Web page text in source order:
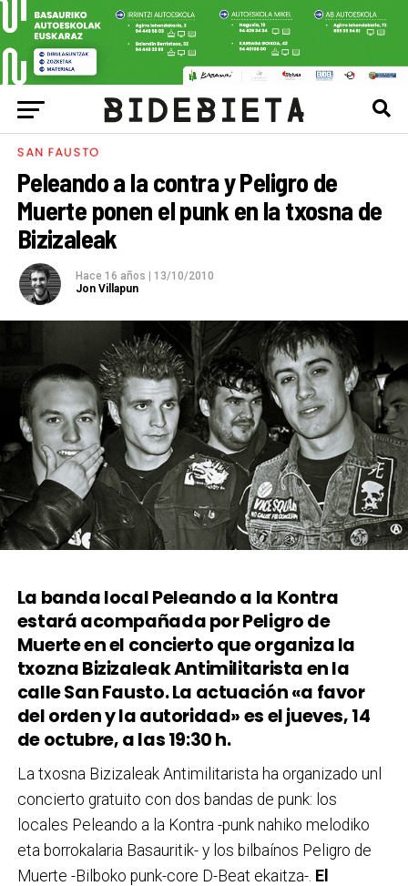
SAN FAUSTO
Peleando a la contra y Peligro de
Muerte ponen el punk en la txosna de
Bizizaleak
Hace 16 años
13/10/2010
Jon Villapun
La banda local Peleando a la Kontra
estará acompañada por Peligro de
Muerte en el concierto que organiza la
txozna Bizizaleak Antimilitarista en la
calle San Fausto. La actuación «a favor
del orden y la autoridad» es el jueves, 14
de octubre, a las 19:30 h.
La txosna Bizizaleak Antimilitarista ha organizado unl
concierto gratuito con dos bandas de punk: los
locales Peleando a la Kontra -punk nahiko melodiko
eta borrokalaria Basauritik- y los bilbaínos Peligro de
Muerte -Bilboko punk-core D-Beat ekaitza-. El